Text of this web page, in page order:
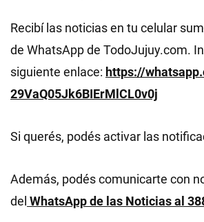
Recibí las noticias en tu celular
de WhatsApp de TodoJujuy.com.
siguiente enlace: https://
29VaQ05Jk6BIErMlCL0v0j
Si querés, podés activar las
Además, podés comunicarte con
del WhatsApp de las Noticias al